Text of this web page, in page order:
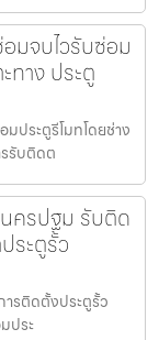
มจบไวรับซ่อม
ทาง ประตู
ประตูรีโมทโดยช่าง
รับติดต
ครปฐม รับติด
ระตูรั้ว
รติดตั้งประตูรั้ว
ประ